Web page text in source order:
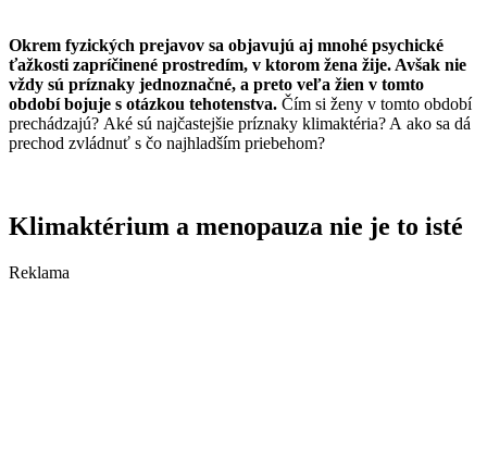
Okrem fyzických prejavov sa objavujú aj mnohé psychické
ťažkosti zapríčinené prostredím, v ktorom žena žije. Avšak nie
vždy sú príznaky jednoznačné, a preto veľa žien v tomto
období bojuje s otázkou tehotenstva. Čím si ženy v tomto období
prechádzajú? Aké sú najčastejšie príznaky klimaktéria? A ako sa dá
prechod zvládnuť s čo najhladším priebehom?
Klimaktérium a menopauza nie je to isté
Reklama